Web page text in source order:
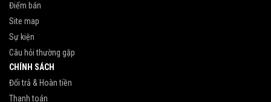
Điểm bán
Site map
Sự kiện
Câu hỏi thường gặp
CHÍNH SÁCH
Đổi trả & Hoàn tiền
Thanh toán